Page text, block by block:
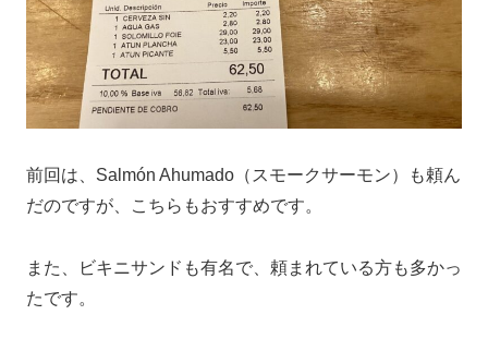
前回は、Salmón Ahumado（スモークサーモン）も頼ん
だのですが、こちらもおすすめです。
また、ビキニサンドも有名で、頼まれている方も多かっ
たです。